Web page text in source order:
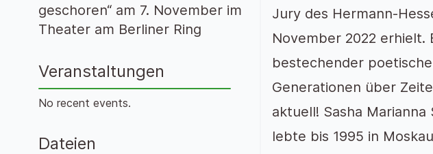
Jury des Hermann-
November 2022
bestechender
Generationen über
aktuell! Sasha
lebte bis 1995 in
geschoren“ am 7. November im
Theater am Berliner Ring
Veranstaltungen
No recent events.
Dateien